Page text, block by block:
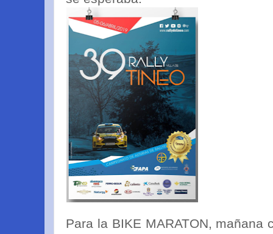
Para la BIKE MARATON,